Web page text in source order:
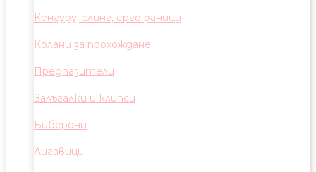
Кенгуру, слинг, ерго раници
Колани за прохождане
Предпазители
Залъгалки и клипси
Биберони
Лигавици